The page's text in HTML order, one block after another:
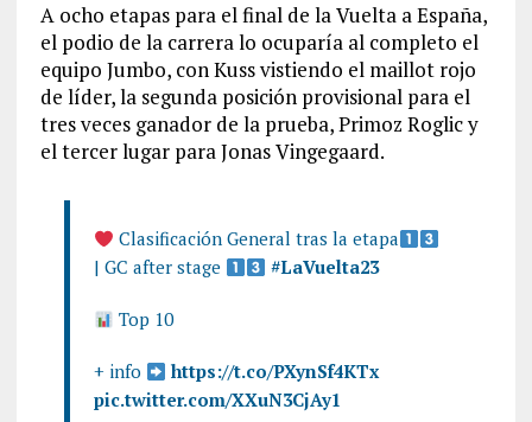
A ocho etapas para el final de la Vuelta a España,
el podio de la carrera lo ocuparía al completo el
equipo Jumbo, con Kuss vistiendo el maillot rojo
de líder, la segunda posición provisional para el
tres veces ganador de la prueba, Primoz Roglic y
el tercer lugar para Jonas Vingegaard.
Clasificación General tras la etapa
| GC after stage
#LaVuelta23
Top 10
+ info
https://t.co/PXynSf4KTx
pic.twitter.com/XXuN3CjAy1